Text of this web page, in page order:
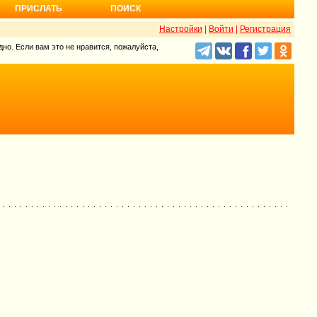
ПРИСЛАТЬ ПОИСК
Настройки Войти Регистрация
Если вам это не нравится, пожалуйста,